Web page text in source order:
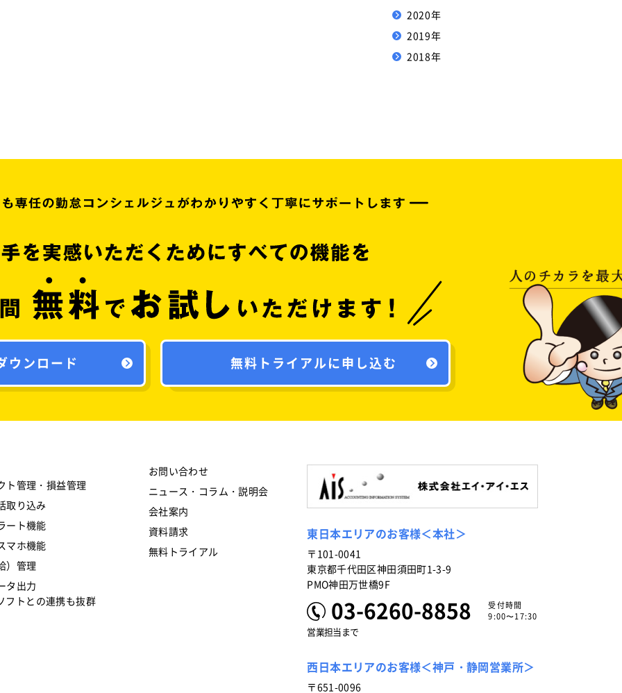
2020年
2019年
2018年
ウンロード 無料トライアルに申し込む
ト管理・損益管理
取り込み
ート機能
マホ機能
）管理
タ出力
トとの連携も抜群
お問い合わせ
ニュース・コラム・説明会
会社案内
資料請求
無料トライアル
東日本エリアのお客様＜本社＞
〒101-0041
東京都千代田区神田須田町1-3-9
PMO神田万世橋9F
03-6260-8858
受付時間
9:00〜17:30
営業担当まで
西日本エリアのお客様＜神戸・静岡営業所＞
〒651-0096